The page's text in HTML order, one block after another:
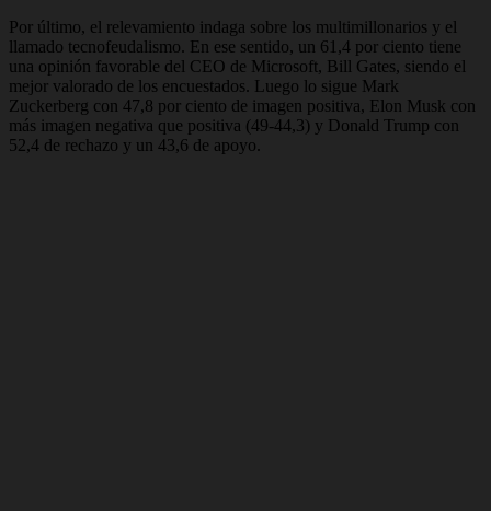
Por último, el relevamiento indaga sobre los multimillonarios y el
llamado tecnofeudalismo. En ese sentido, un 61,4 por ciento tiene
una opinión favorable del CEO de Microsoft, Bill Gates, siendo el
mejor valorado de los encuestados. Luego lo sigue Mark
Zuckerberg con 47,8 por ciento de imagen positiva, Elon Musk con
más imagen negativa que positiva (49-44,3) y Donald Trump con
52,4 de rechazo y un 43,6 de apoyo.